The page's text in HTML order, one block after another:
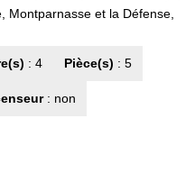
Montparnasse et la Défense,
: 4 Pièce(s) : 5
: non